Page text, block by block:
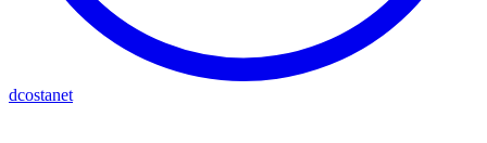
dcostanet